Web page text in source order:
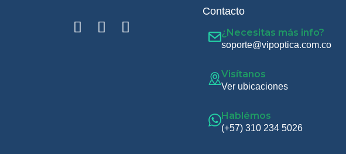
Contacto
¿Necesitas más info?
soporte@vipoptica.com.co
Visítanos
Ver ubicaciones
Hablémos
(+57) 310 234 5026